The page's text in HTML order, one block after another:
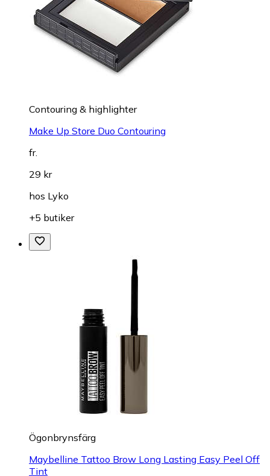
Contouring & highlighter
Make Up Store Duo Contouring
fr.
29 kr
hos Lyko
+5 butiker
Ögonbrynsfärg
Maybelline Tattoo Brow Long Lasting Easy Peel Off
Tint